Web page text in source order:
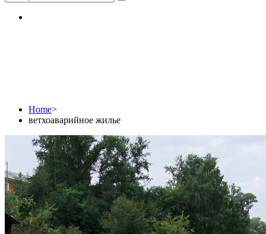
Home>
ветхоаварийное жилье